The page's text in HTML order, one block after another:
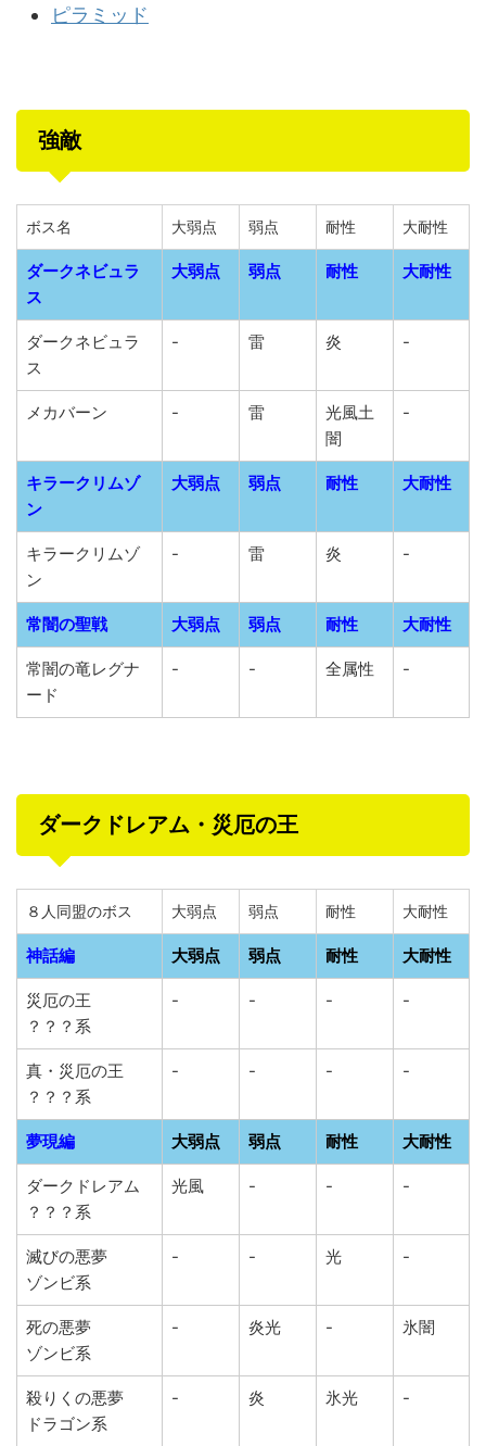
ピラミッド
強敵
ボス名 大弱点 弱点 耐性 大耐性
ダークネビュラ
ス
大弱点 弱点 耐性 大耐性
ダークネビュラ
ス
- 雷 炎 -
メカバーン - 雷
光風土
闇
-
キラークリムゾ
ン
大弱点 弱点 耐性 大耐性
キラークリムゾ
ン
- 雷 炎 -
常闇の聖戦 大弱点 弱点 耐性 大耐性
常闇の竜レグナ
ード
- - 全属性 -
ダークドレアム・災厄の王
８人同盟のボス 大弱点 弱点 耐性 大耐性
神話編 大弱点 弱点 耐性 大耐性
災厄の王
？？？系
- - - -
真・災厄の王
？？？系
- - - -
夢現編 大弱点 弱点 耐性 大耐性
ダークドレアム
？？？系
光風 - - -
滅びの悪夢
ゾンビ系
- - 光 -
死の悪夢
ゾンビ系
- 炎光 - 氷闇
殺りくの悪夢
ドラゴン系
- 炎 氷光 -